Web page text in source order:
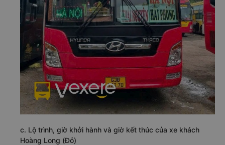
c. Lộ trình, giờ khởi hành và giờ kết thúc của xe khách
Hoàng Long (Đỏ)